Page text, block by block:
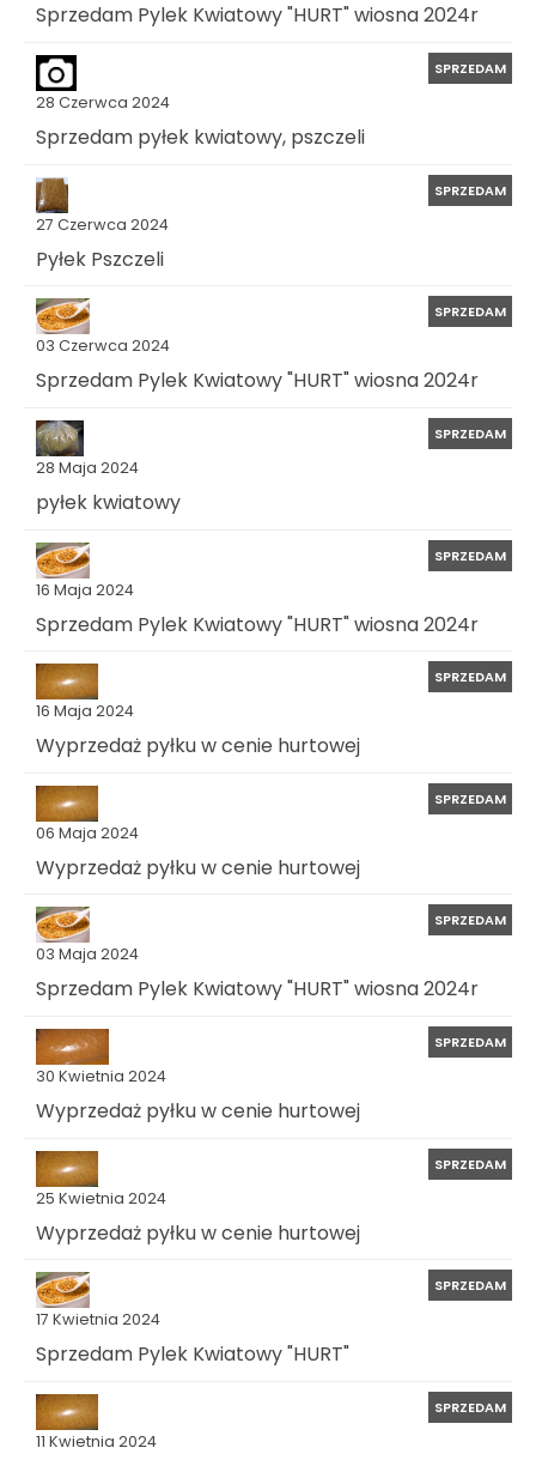
Sprzedam Pylek Kwiatowy "HURT" wiosna 2024r
28 Czerwca 2024
SPRZEDAM
Sprzedam pyłek kwiatowy, pszczeli
27 Czerwca 2024
SPRZEDAM
Pyłek Pszczeli
03 Czerwca 2024
SPRZEDAM
Sprzedam Pylek Kwiatowy "HURT" wiosna 2024r
28 Maja 2024
SPRZEDAM
pyłek kwiatowy
16 Maja 2024
SPRZEDAM
Sprzedam Pylek Kwiatowy "HURT" wiosna 2024r
16 Maja 2024
SPRZEDAM
Wyprzedaż pyłku w cenie hurtowej
06 Maja 2024
SPRZEDAM
Wyprzedaż pyłku w cenie hurtowej
03 Maja 2024
SPRZEDAM
Sprzedam Pylek Kwiatowy "HURT" wiosna 2024r
30 Kwietnia 2024
SPRZEDAM
Wyprzedaż pyłku w cenie hurtowej
25 Kwietnia 2024
SPRZEDAM
Wyprzedaż pyłku w cenie hurtowej
17 Kwietnia 2024
SPRZEDAM
Sprzedam Pylek Kwiatowy "HURT"
11 Kwietnia 2024
SPRZEDAM